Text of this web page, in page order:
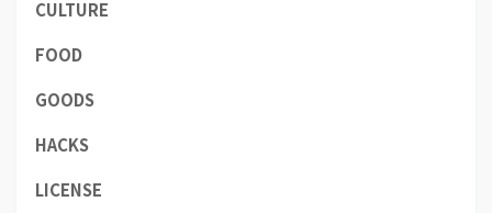
CULTURE
FOOD
GOODS
HACKS
LICENSE